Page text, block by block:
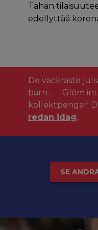
Tähän
edellyttää
De vackraste
barn.
Glöm
kollektpengar!
redan idag.
SE